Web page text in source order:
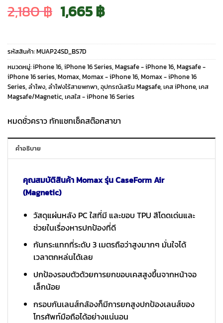
2,180฿ Original
price
was:
2,180 ฿.
1,665฿Current
price
is:
1,665 ฿.
รหัสสินค้า:MUAP24SD_BS7D
หมวดหมู่:iPhone 16, iPhone 16 Series, Magsafe - iPhone 16, Magsafe -
iPhone 16 series, Momax, Momax - iPhone 16, Momax - iPhone 16
Series, ลำโพง, ลำโฟงไร้สายพกพา, อุปกรณ์เสริม Magsafe, เคส iPhone, เคส
Magsafe/Magnetic, เคสใส - iPhone 16 Series
หมดชั่วคราว ทักแชทเช็คสต๊อกสาขา
คำอธิบาย
คุณสมบัติสินค้า Momax รุ่น CaseForm Air
(Magnetic)
วัสดุแผ่นหลัง PC ใสที่มี และขอบ TPU สีโดดเด่นและ
ช่วยในเรื่องหารปกป้องที่ดี
กันกระแทกที่ระดับ 3 เมตรถือว่าสูงมากๆ มั่นใจได้
เวลาตกหล่นได้เลย
ปกป้องรอบตัวด้วยการยกขอบเคสสูงขึ้นจากหน้าจอ
เล็กน้อย
กรอบกันเลนส์กล้องก็มีการยกสูงปกป้องเลนส์ของ
โทรศัพท์มือถือได้อย่างแน่นอน